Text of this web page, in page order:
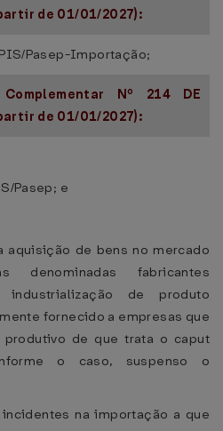
de 01/01/2027):
Pasep-Importação;
Nº 214 DE
de 01/01/2027):
Pasep; e
aquisição de bens no mercado
denominadas fabricantes
de produto
fornecido a empresas que
de que trata o caput
o caso, suspenso o
na importação a que